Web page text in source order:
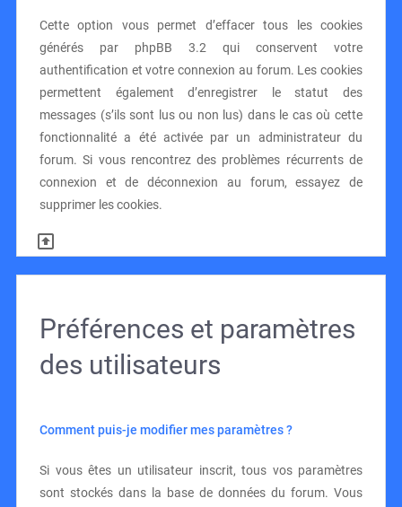
Cette option vous permet d’effacer tous les cookies
générés par phpBB 3.2 qui conservent votre
authentification et votre connexion au forum. Les cookies
permettent également d’enregistrer le statut des
messages (s’ils sont lus ou non lus) dans le cas où cette
fonctionnalité a été activée par un administrateur du
forum. Si vous rencontrez des problèmes récurrents de
connexion et de déconnexion au forum, essayez de
supprimer les cookies.
Préférences et paramètres
des utilisateurs
Comment puis-je modifier mes paramètres ?
Si vous êtes un utilisateur inscrit, tous vos paramètres
sont stockés dans la base de données du forum. Vous